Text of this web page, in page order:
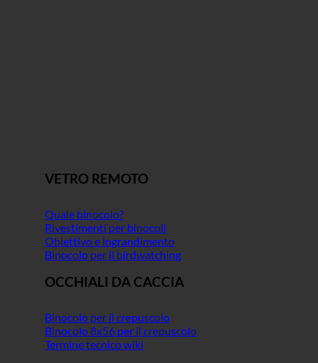
VETRO REMOTO
Quale binocolo?
Rivestimenti per binocoli
Obiettivo e ingrandimento
Binocolo per il birdwatching
OCCHIALI DA CACCIA
Binocolo per il crepuscolo
Binocolo 8x56 per il crepuscolo
Termine tecnico wiki